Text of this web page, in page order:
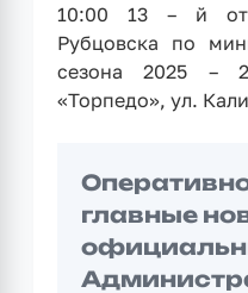
10:00 13 – й
Рубцовска по
сезона 2025 –
«Торпедо», ул.
главные